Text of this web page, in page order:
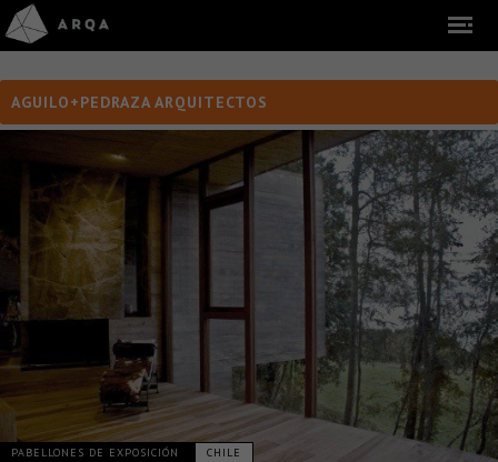
AGUILO+PEDRAZA ARQUITECTOS
PABELLONES DE EXPOSICIÓN CHILE